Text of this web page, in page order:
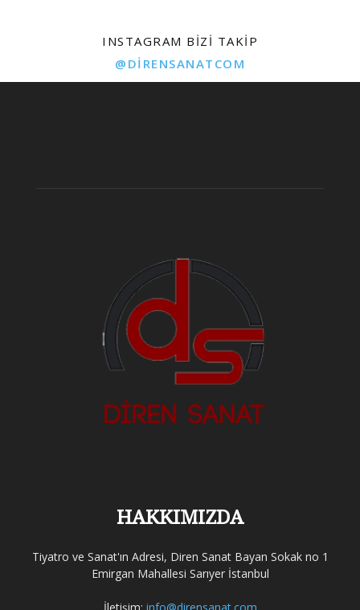
INSTAGRAM BIZI TAKIP
@DIRENSANATCOM
HAKKIMIZDA
Tiyatro ve Sanat'ın Adresi, Diren Sanat Bayan Sokak no 1
Emirgan Mahallesi Sarıyer İstanbul
İletişim: info@dirensanat.com